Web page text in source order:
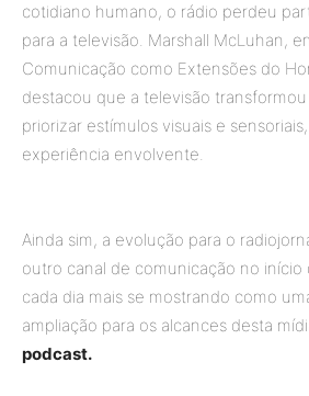
cotidiano humano, o rádio perdeu
para a televisão. Marshall McLuhan,
Comunicação como Extensões do
destacou que a televisão
priorizar estímulos visuais e
experiência envolvente.
Ainda sim, a evolução para o
outro canal de comunicação no início
cada dia mais se mostrando como
ampliação para os alcances desta
podcast.